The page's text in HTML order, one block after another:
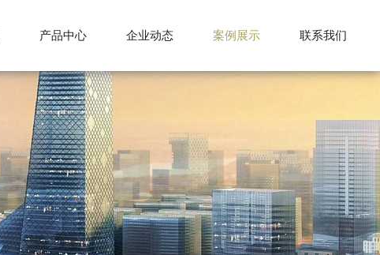
产品中心 企业动态 案例展示 联系我们